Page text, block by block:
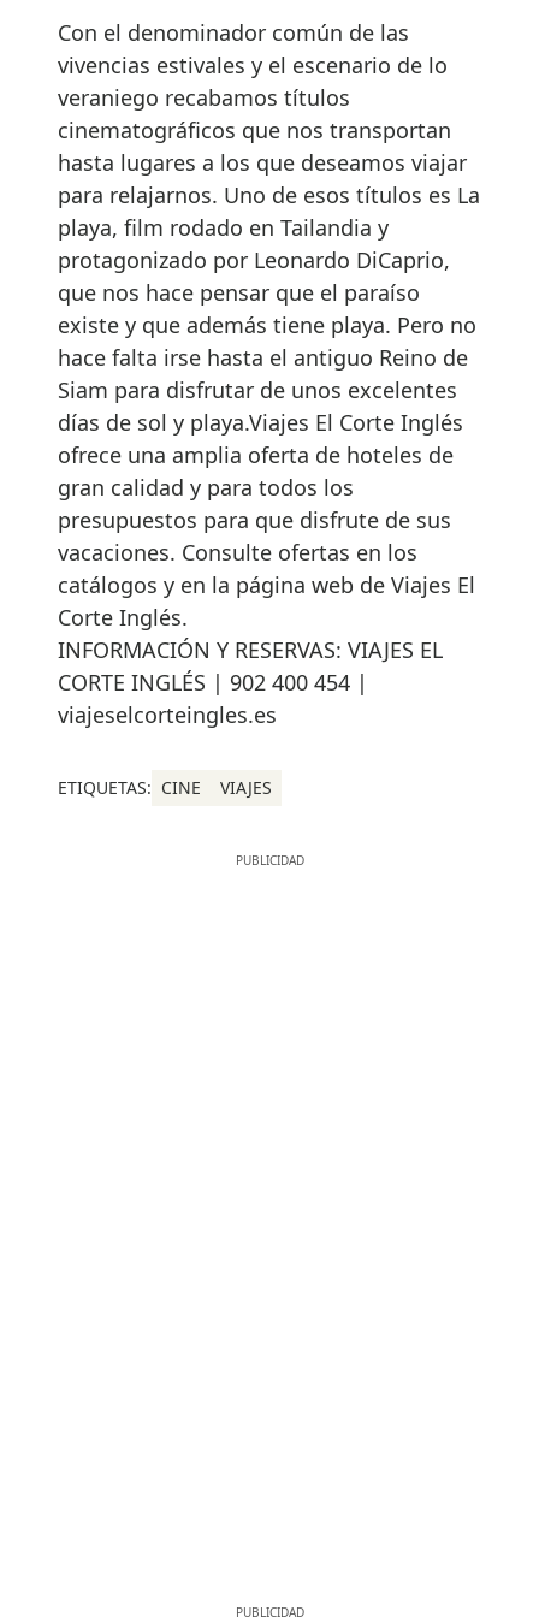
Con el denominador común de las
vivencias estivales y el escenario de lo
veraniego recabamos títulos
cinematográficos que nos transportan
hasta lugares a los que deseamos viajar
para relajarnos. Uno de esos títulos es La
playa, film rodado en Tailandia y
protagonizado por Leonardo DiCaprio,
que nos hace pensar que el paraíso
existe y que además tiene playa. Pero no
hace falta irse hasta el antiguo Reino de
Siam para disfrutar de unos excelentes
días de sol y playa.Viajes El Corte Inglés
ofrece una amplia oferta de hoteles de
gran calidad y para todos los
presupuestos para que disfrute de sus
vacaciones. Consulte ofertas en los
catálogos y en la página web de Viajes El
Corte Inglés.
INFORMACIÓN Y RESERVAS: VIAJES EL
CORTE INGLÉS | 902 400 454 |
viajeselcorteingles.es
ETIQUETAS: CINE VIAJES